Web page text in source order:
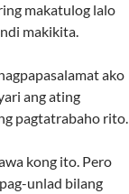
makatulog lalo
makikita.
ako
ang ating
pagtatrabaho rito.
kong ito. Pero
unlad bilang